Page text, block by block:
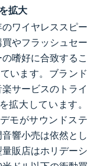
拡大
ワイヤレススピー
やフラッシュセー
嗜好に合致するこ
います。ブランド
サービスのトライ
拡大しています。
モがサウンドステ
響小売は依然とし
販店はホリデーシ